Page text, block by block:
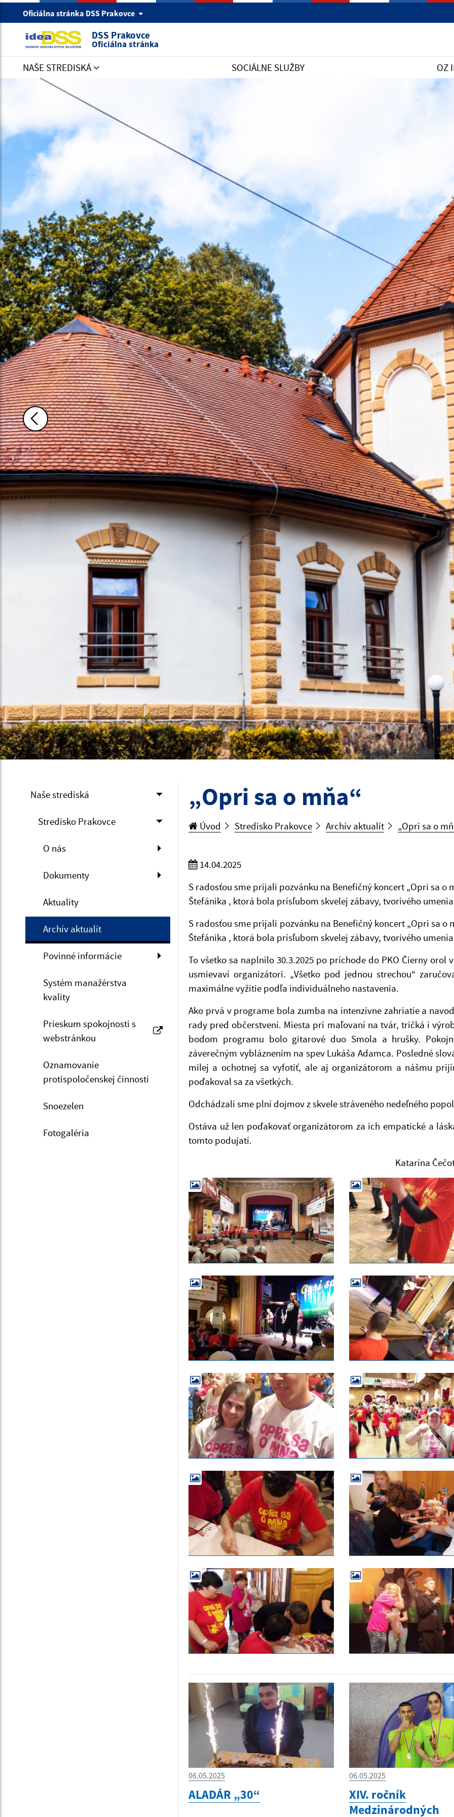
Oficiálna stránka DSS Prakovce
DSS Prakovce
Oficiálna stránka
NAŠE STREDISKÁ SOCIÁLNE SLUŽBY OZ
Naše strediská
Stredisko Prakovce
O nás
Dokumenty
Aktuality
Archív aktualít
Povinné informácie
Systém manažérstva
kvality
Prieskum spokojnosti s
webstránkou
Oznamovanie
protispoločenskej činnosti
Snoezelen
Fotogaléria
„Opri sa o mňa“
Úvod Stredisko Prakovce Archív aktualít „Opri sa o
14.04.2025
S radosťou sme prijali pozvánku na Benefičný koncert „Opri sa
Štefánika , ktorá bola prísľubom skvelej zábavy, tvorivého
S radosťou sme prijali pozvánku na Benefičný koncert „Opri sa
Štefánika , ktorá bola prísľubom skvelej zábavy, tvorivého
To všetko sa naplnilo 30.3.2025 po príchode do PKO Čierny orol
usmievaví organizátori. „Všetko pod jednou strechou“
maximálne vyžitie podľa individuálneho nastavenia.
Ako prvá v programe bola zumba na intenzívne zahriatie a
rady pred občerstvení. Miesta pri maľovaní na tvár, tričká i
bodom programu bolo gitarové duo Smola a hrušky.
záverečným vybláznením na spev Lukáša Adamca. Posledné
milej a ochotnej sa vyfotiť, ale aj organizátorom a nášmu
poďakoval sa za všetkých.
Odchádzali sme plní dojmov z skvele stráveného nedeľného
Ostáva už len poďakovať organizátorom za ich empatické a
tomto podujatí.
Katarína
06.05.2025
ALADÁR „30“
06.05.2025
XIV. ročník
Medzinárodných